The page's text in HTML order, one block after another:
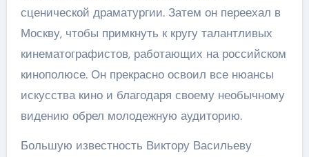
сценической драматургии. Затем он переехал в
Москву, чтобы примкнуть к кругу талантливых
кинематографистов, работающих на российском
кинополюсе. Он прекрасно освоил все нюансы
искусства кино и благодаря своему необычному
видению обрел молодежную аудиторию.
Большую известность Виктору Васильеву